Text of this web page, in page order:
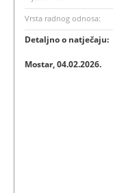
Vrsta radnog odnosa:
Detaljno o natječaju:
Mostar, 04.02.2026.